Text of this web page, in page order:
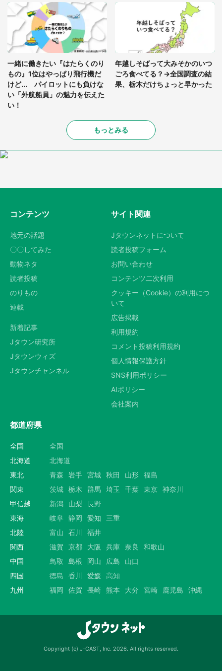
一緒に働きたい『はたらくのり
もの』1位はやっぱり飛行機だ
けど... パイロットにも負けな
い「外航船員」の魅力を伝えた
い！
年越しそばって大みそかのいつ
ごろ食べてる？→全国調査の結
果、栃木だけちょっと早かった
もっとみる
コンテンツ
地元の話題
〇〇してみた
動物ネタ
読者投稿
のりもの
連載
新着記事
Jタウン研究所
Jタウンウィズ
Jタウンチャンネル
サイト関連
Jタウンネットについて
読者投稿フォーム
お問い合わせ
コンテンツ二次利用
クッキー（Cookie）の利用につ
いて
広告掲載
利用規約
コメント投稿利用規約
個人情報保護方針
SNS利用ポリシー
AIポリシー
会社案内
都道府県
全国
全国
北海道
北海道
東北
青森 岩手 宮城 秋田 山形 福島
関東
茨城 栃木 群馬 埼玉 千葉 東京 神奈川
甲信越
新潟 山梨
長野
東海
岐阜 静岡 愛知
三重
北陸
富山 石川
福井
関西
滋賀 京都 大阪 兵庫 奈良
和歌山
中国
鳥取 島根 岡山 広島
山口
四国
徳島 香川 愛媛 高知
九州
福岡 佐賀 長崎 熊本 大分 宮崎 鹿児島 沖縄
Copyright (c) J-CAST, Inc. 2026. All rights reserved.